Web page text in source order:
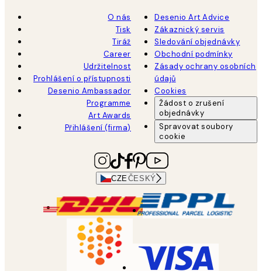
O nás
Tisk
Tiráž
Career
Udržitelnost
Prohlášení o přístupnosti
Desenio Ambassador
Programme
Art Awards
Přihlášení (firma)
Desenio Art Advice
Zákaznický servis
Sledování objednávky
Obchodní podmínky
Zásady ochrany osobních
údajů
Cookies
Žádost o zrušení
objednávky
Spravovat soubory
cookie
CZE ČESKÝ